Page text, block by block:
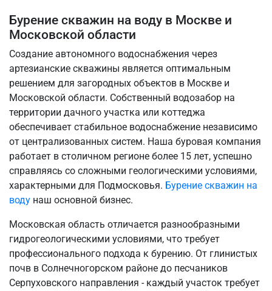
Бурение скважин на воду в Москве и
Московской области
Создание автономного водоснабжения через
артезианские скважины является оптимальным
решением для загородных объектов в Москве и
Московской области. Собственный водозабор на
территории дачного участка или коттеджа
обеспечивает стабильное водоснабжение независимо
от централизованных систем. Наша буровая компания
работает в столичном регионе более 15 лет, успешно
справляясь со сложными геологическими условиями,
характерными для Подмосковья. Бурение скважин на
воду наш основной бизнес.
Московская область отличается разнообразными
гидрогеологическими условиями, что требует
профессионального подхода к бурению. От глинистых
почв в Солнечногорском районе до песчаников
Серпуховского направления - каждый участок требует